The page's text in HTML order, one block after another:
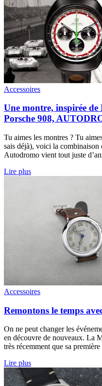
Accessoires
Une montre, inspirée
Porsche 908,
Tu aimes les montres ? Tu
sais déjà), voici la
Autodromo vient tout juste
Lire plus
Accessoires
Remontons le temps
On ne peut changer les
en découvre de nouveaux. La
très récemment que sa
Lire plus